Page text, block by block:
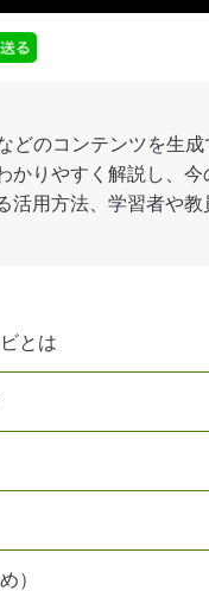
どのコンテンツを生
かりやすく解説し、
活用方法、学習者や
とは
）